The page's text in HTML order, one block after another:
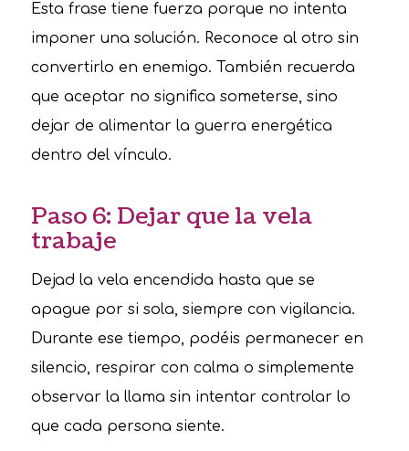
Esta frase tiene fuerza porque no intenta
imponer una solución. Reconoce al otro sin
convertirlo en enemigo. También recuerda
que aceptar no significa someterse, sino
dejar de alimentar la guerra energética
dentro del vínculo.
Paso 6: Dejar que la vela
trabaje
Dejad la vela encendida hasta que se
apague por si sola, siempre con vigilancia.
Durante ese tiempo, podéis permanecer en
silencio, respirar con calma o simplemente
observar la llama sin intentar controlar lo
que cada persona siente.